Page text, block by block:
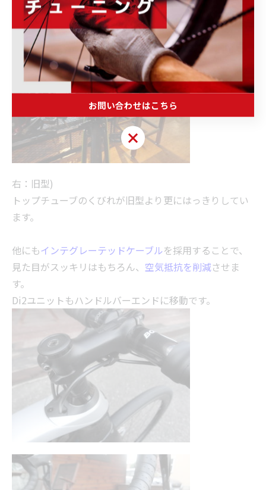
(左：新型
右：旧型)
トップチューブのくびれが旧型より更にはっきりしてい
ます。
他にもインテグレーテッドケーブルを採用することで、
見た目がスッキリはもちろん、 空気抵抗を削減させま
す。
Di2ユニットもハンドルバーエンドに移動です。
お問い合わせはこちら
お問い合わせはこちら